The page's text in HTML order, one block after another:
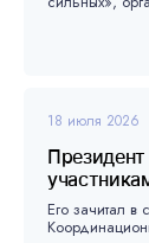
18 июля 2026
Его зачитал